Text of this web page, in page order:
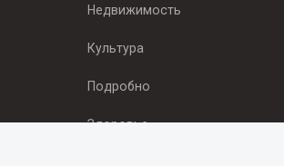
Недвижимость
Культура
Подробно
Здоровье